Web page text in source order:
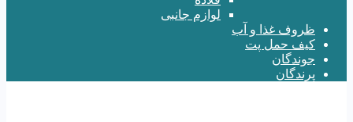
لوازم جانبی
ظروف غذا و آب
کیف حمل پت
جوندگان
پرندگان